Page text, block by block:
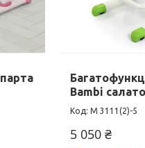
Bambi
M 3111(2)-5
5 050 ₴